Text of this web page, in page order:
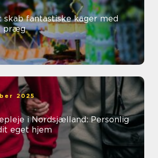
skab fantastiske kager med
præg
2025
i Nordsjælland: Personlig
eget hjem